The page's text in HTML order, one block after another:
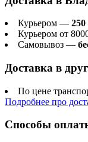
Курьером — 250
Курьером от
Самовывоз —
Доставка в
По цене
Подробнее про
Способы